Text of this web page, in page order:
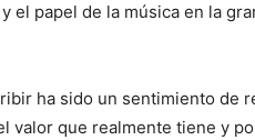
el papel de la música en la
ha sido un sentimiento de
valor que realmente tiene y